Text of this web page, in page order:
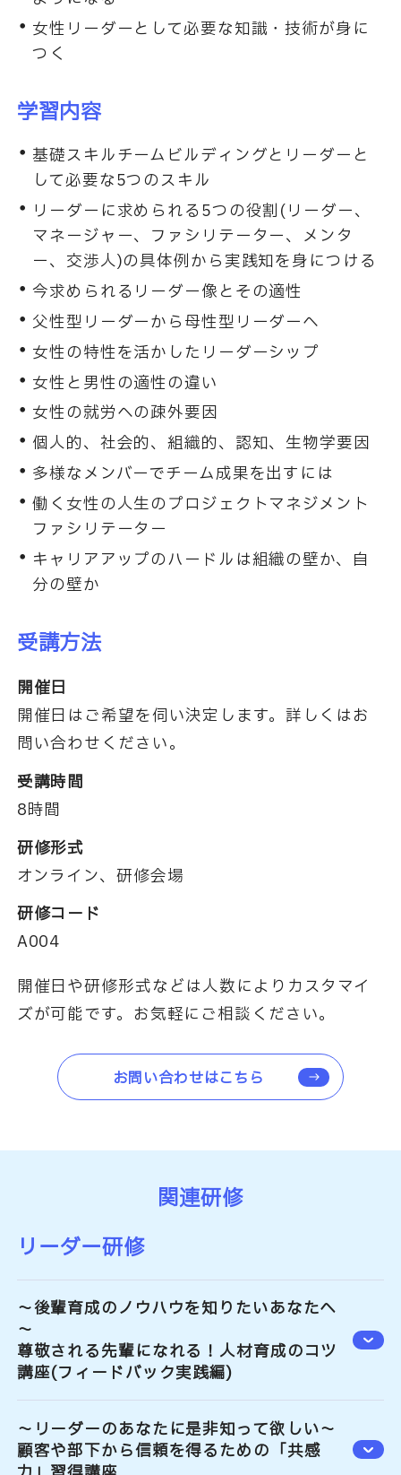
女性リーダーとして必要な知識・技術が身に
つく
学習内容
基礎スキルチームビルディングとリーダーと
して必要な5つのスキル
リーダーに求められる5つの役割(リーダー、
マネージャー、ファシリテーター、メンタ
ー、交渉人)の具体例から実践知を身につける
今求められるリーダー像とその適性
父性型リーダーから母性型リーダーへ
女性の特性を活かしたリーダーシップ
女性と男性の適性の違い
女性の就労への疎外要因
個人的、社会的、組織的、認知、生物学要因
多様なメンバーでチーム成果を出すには
働く女性の人生のプロジェクトマネジメント
ファシリテーター
キャリアアップのハードルは組織の壁か、自
分の壁か
受講方法
開催日
開催日はご希望を伺い決定します。詳しくはお
問い合わせください。
受講時間
8時間
研修形式
オンライン、研修会場
研修コード
A004
開催日や研修形式などは人数によりカスタマイ
ズが可能です。お気軽にご相談ください。
お問い合わせはこちら
関連研修
リーダー研修
～後輩育成のノウハウを知りたいあなたへ
～
尊敬される先輩になれる！人材育成のコツ
講座(フィードバック実践編)
～リーダーのあなたに是非知って欲しい～
顧客や部下から信頼を得るための「共感